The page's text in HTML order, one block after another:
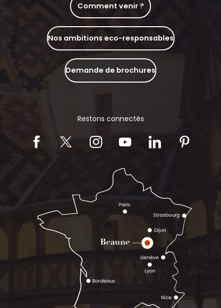
Comment venir ?
Nos ambitions eco-responsables
Demande de brochures
Restons connectés